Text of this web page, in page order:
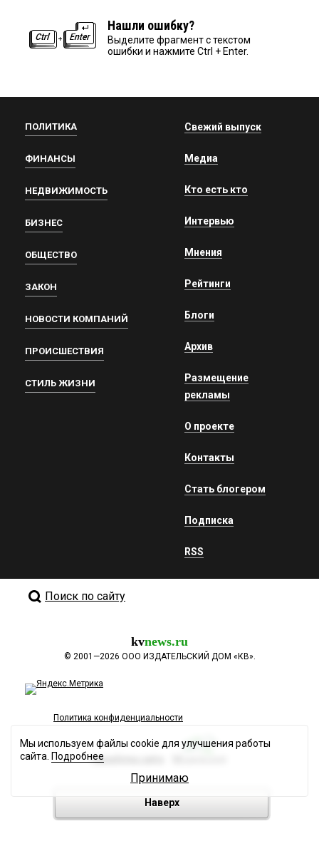
Нашли ошибку?
Выделите фрагмент с текстом
ошибки и нажмите Ctrl + Enter.
ПОЛИТИКА
ФИНАНСЫ
НЕДВИЖИМОСТЬ
БИЗНЕС
ОБЩЕСТВО
ЗАКОН
НОВОСТИ КОМПАНИЙ
ПРОИСШЕСТВИЯ
СТИЛЬ ЖИЗНИ
Свежий выпуск
Медиа
Кто есть кто
Интервью
Мнения
Рейтинги
Блоги
Архив
Размещение
рекламы
О проекте
Контакты
Стать блогером
Подписка
RSS
Поиск по сайту
kvnews.ru
© 2001—2026 ООО ИЗДАТЕЛЬСКИЙ ДОМ «КВ».
Политика конфиденциальности
Разработка сайта
Наверх
Мы используем файлы cookie для улучшения работы
сайта. Подробнее
Принимаю